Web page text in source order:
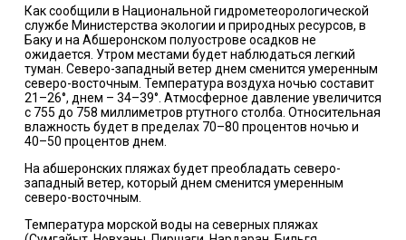
Как сообщили в Национальной гидрометеорологической
службе Министерства экологии и природных ресурсов, в
Баку и на Абшеронском полуострове осадков не
ожидается. Утром местами будет наблюдаться легкий
туман. Северо-западный ветер днем сменится умеренным
северо-восточным. Температура воздуха ночью составит
21–26°, днем – 34–39°. Атмосферное давление увеличится
с 755 до 758 миллиметров ртутного столба. Относительная
влажность будет в пределах 70–80 процентов ночью и
40–50 процентов днем.
На абшеронских пляжах будет преобладать северо-
западный ветер, который днем сменится умеренным
северо-восточным.
Температура морской воды на северных пляжах